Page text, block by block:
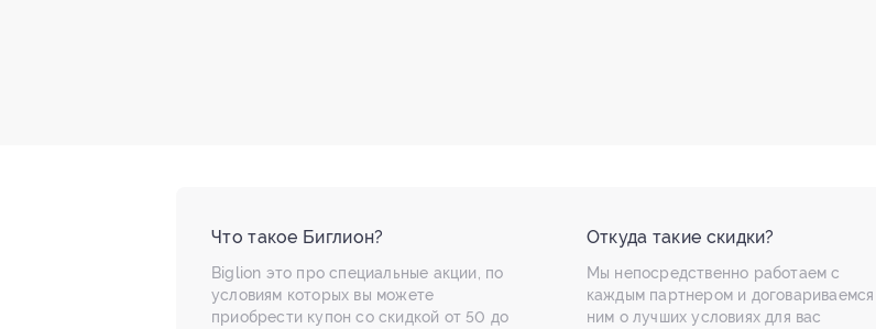
Что такое Биглион?
Biglion это про специальные акции, по
условиям которых вы можете
приобрести купон со скидкой от 50 до
Откуда такие скидки?
Мы непосредственно работаем с
каждым партнером и
ним о лучших условиях для вас